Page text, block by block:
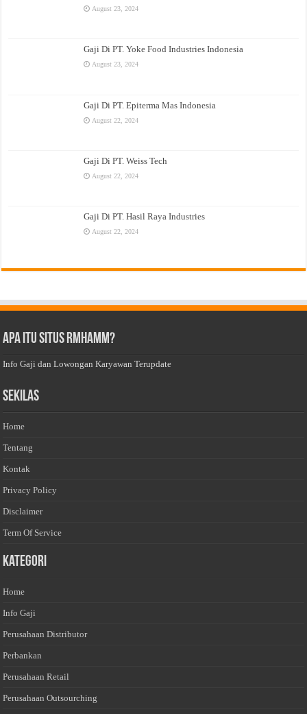
August 23, 2024
Gaji Di PT. Yoke Food Industries Indonesia
August 23, 2024
Gaji Di PT. Epiterma Mas Indonesia
August 22, 2024
Gaji Di PT. Weiss Tech
August 22, 2024
Gaji Di PT. Hasil Raya Industries
August 22, 2024
Apa Itu Situs Rmhamm?
Info Gaji dan Lowongan Karyawan Terupdate
Sekilas
Home
Tentang
Kontak
Privacy Policy
Disclaimer
Term Of Service
Kategori
Home
Info Gaji
Perusahaan Distributor
Perbankan
Perusahaan Retail
Perusahaan Outsourching